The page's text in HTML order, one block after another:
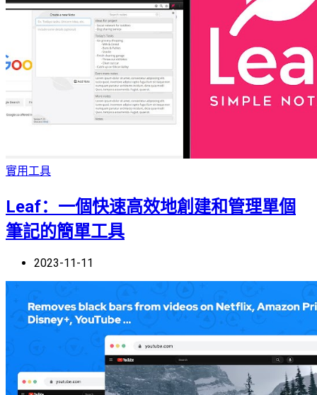
實用工具
Leaf：一個快速高效地創建和管理單個
筆記的簡單工具
2023-11-11